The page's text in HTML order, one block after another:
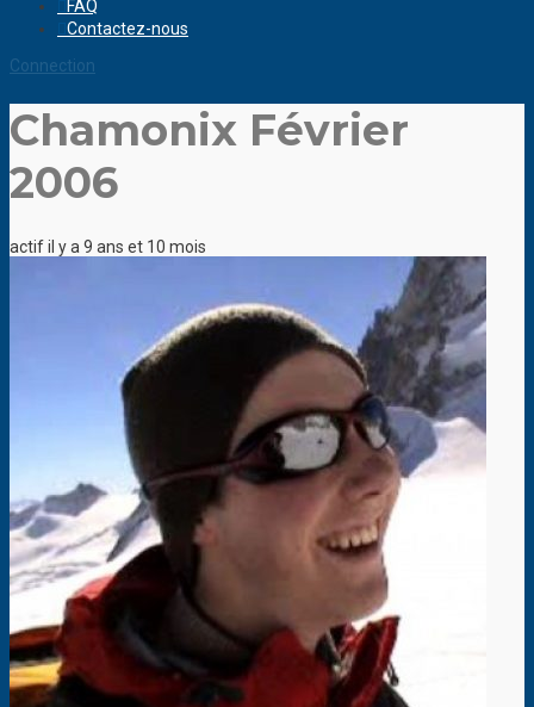
FAQ
Contactez-nous
Connection
Chamonix Février
2006
actif il y a 9 ans et 10 mois